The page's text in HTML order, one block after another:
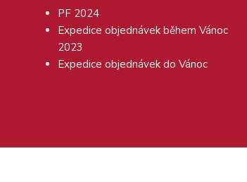
PF 2024
Expedice objednávek během Vánoc
2023
Expedice objednávek do Vánoc